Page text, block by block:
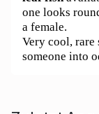
one looks
a female.
Very cool, rare
someone into